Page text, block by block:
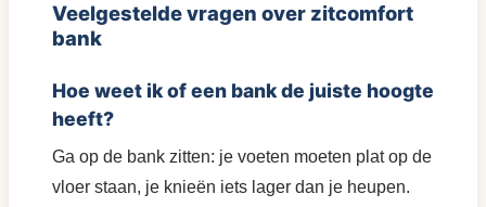
Veelgestelde vragen over zitcomfort
bank
Hoe weet ik of een bank de juiste hoogte
heeft?
Ga op de bank zitten: je voeten moeten plat op de
vloer staan, je knieën iets lager dan je heupen.